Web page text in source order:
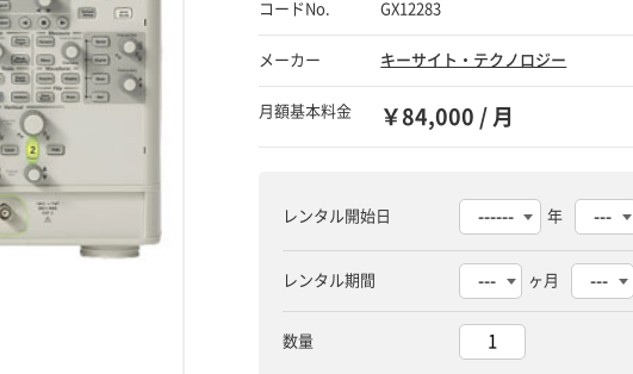
コードNo. GX12283
メーカー キーサイト・テクノロジー
月額基本料金 ￥84,000 / 月
レンタル開始日 年
レンタル期間 ヶ月
数量